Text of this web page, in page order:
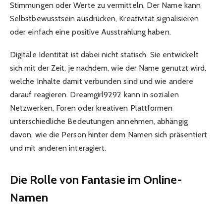
Stimmungen oder Werte zu vermitteln. Der Name kann
Selbstbewusstsein ausdrücken, Kreativität signalisieren
oder einfach eine positive Ausstrahlung haben.
Digitale Identität ist dabei nicht statisch. Sie entwickelt
sich mit der Zeit, je nachdem, wie der Name genutzt wird,
welche Inhalte damit verbunden sind und wie andere
darauf reagieren. Dreamgirl9292 kann in sozialen
Netzwerken, Foren oder kreativen Plattformen
unterschiedliche Bedeutungen annehmen, abhängig
davon, wie die Person hinter dem Namen sich präsentiert
und mit anderen interagiert.
Die Rolle von Fantasie im Online-
Namen